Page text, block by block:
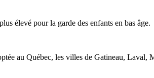
élevé pour la garde des enfants en bas âge.
au Québec, les villes de Gatineau,